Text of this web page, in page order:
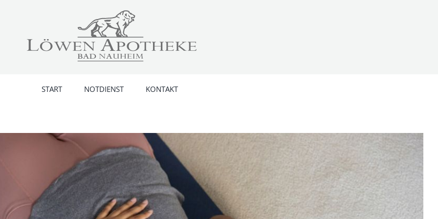
START NOTDIENST KONTAKT